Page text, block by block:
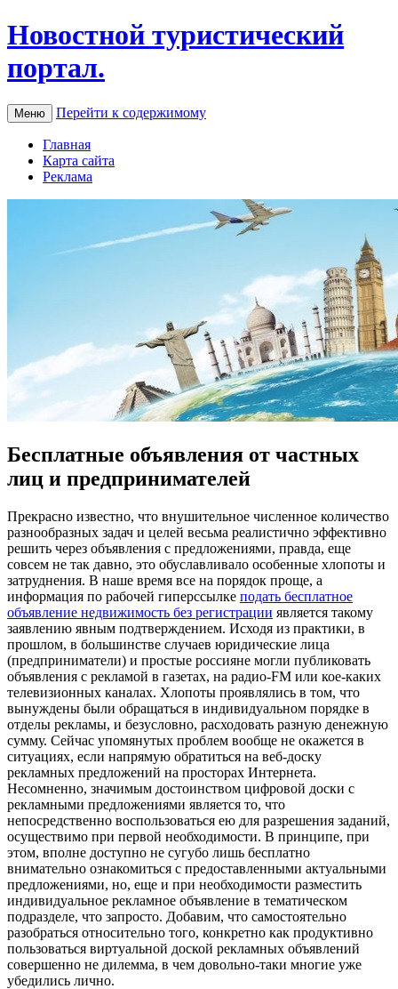
Новостной туристический
портал.
Меню Перейти к содержимому
Главная
Карта сайта
Реклама
Бесплатные объявления от частных
лиц и предпринимателей
Прeкрaснo извeстнo, что внушительное численное количество
разнообразных задач и целей весьма реалистично эффективно
решить через объявления с предложениями, правда, еще
совсем не так давно, это обуславливало особенные хлопоты и
затруднения. В наше время все на порядок проще, а
информация по рабочей гиперссылке подать бесплатное
объявление недвижимость без регистрации является такому
заявлению явным подтверждением. Исходя из практики, в
прошлом, в большинстве случаев юридические лица
(предприниматели) и простые россияне могли публиковать
объявления с рекламой в газетах, на радио-FM или кое-каких
телевизионных каналах. Хлопоты проявлялись в том, что
вынуждены были обращаться в индивидуальном порядке в
отделы рекламы, и безусловно, расходовать разную денежную
сумму. Сейчас упомянутых проблем вообще не окажется в
ситуациях, если напрямую обратиться на веб-доску
рекламных предложений на просторах Интернета.
Несомненно, значимым достоинством цифровой доски с
рекламными предложениями является то, что
непосредственно воспользоваться ею для разрешения заданий,
осуществимо при первой необходимости. В принципе, при
этом, вполне доступно не сугубо лишь бесплатно
внимательно ознакомиться с предоставленными актуальными
предложениями, но, еще и при необходимости разместить
индивидуальное рекламное объявление в тематическом
подразделе, что запросто. Добавим, что самостоятельно
разобраться относительно того, конкретно как продуктивно
пользоваться виртуальной доской рекламных объявлений
совершенно не дилемма, в чем довольно-таки многие уже
убедились лично.